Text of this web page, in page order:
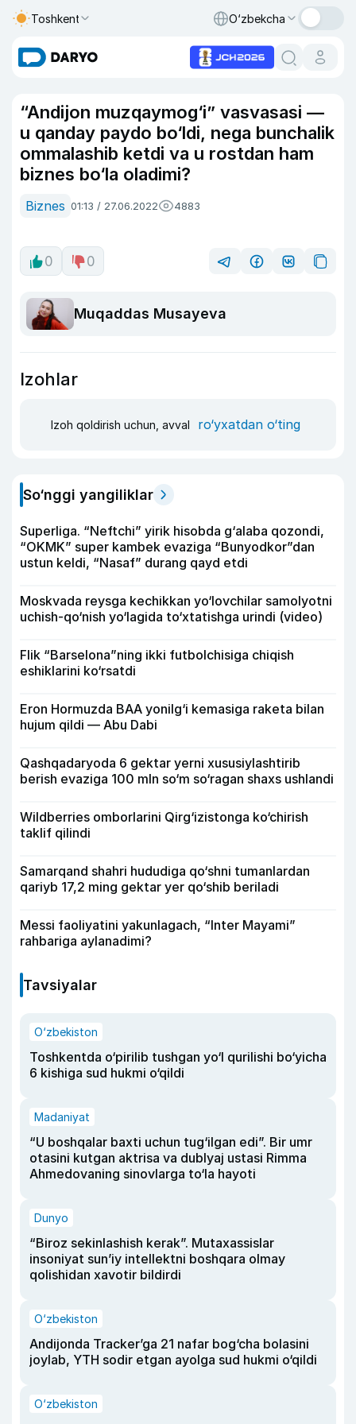
Toshkent O‘zbekcha
“Andijon muzqaymog‘i” vasvasasi —
u qanday paydo bo‘ldi, nega bunchalik
ommalashib ketdi va u rostdan ham
biznes bo‘la oladimi?
Biznes 01:13 / 27.06.2022 4883
0 0
Muqaddas Musayeva
Izohlar
Izoh qoldirish uchun, avval ro‘yxatdan o‘ting
So‘nggi yangiliklar
Superliga. “Neftchi” yirik hisobda g‘alaba qozondi,
“OKMK” super kambek evaziga “Bunyodkor”dan
ustun keldi, “Nasaf” durang qayd etdi
Moskvada reysga kechikkan yo‘lovchilar samolyotni
uchish-qo‘nish yo‘lagida to‘xtatishga urindi (video)
Flik “Barselona”ning ikki futbolchisiga chiqish
eshiklarini ko‘rsatdi
Eron Hormuzda BAA yonilg‘i kemasiga raketa bilan
hujum qildi — Abu Dabi
Qashqadaryoda 6 gektar yerni xususiylashtirib
berish evaziga 100 mln so‘m so‘ragan shaxs ushlandi
Wildberries omborlarini Qirg‘izistonga ko‘chirish
taklif qilindi
Samarqand shahri hududiga qo‘shni tumanlardan
qariyb 17,2 ming gektar yer qo‘shib beriladi
Messi faoliyatini yakunlagach, “Inter Mayami”
rahbariga aylanadimi?
Tavsiyalar
O‘zbekiston
Toshkentda o‘pirilib tushgan yo‘l qurilishi bo‘yicha
6 kishiga sud hukmi o‘qildi
Madaniyat
“U boshqalar baxti uchun tug‘ilgan edi”. Bir umr
otasini kutgan aktrisa va dublyaj ustasi Rimma
Ahmedovaning sinovlarga to‘la hayoti
Dunyo
“Biroz sekinlashish kerak”. Mutaxassislar
insoniyat sun’iy intellektni boshqara olmay
qolishidan xavotir bildirdi
O‘zbekiston
Andijonda Tracker’ga 21 nafar bog‘cha bolasini
joylab, YTH sodir etgan ayolga sud hukmi o‘qildi
O‘zbekiston